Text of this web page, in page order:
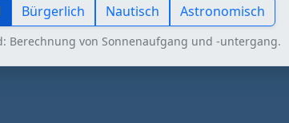
Bürgerlich Nautisch Astronomisch
Berechnung von Sonnenaufgang und -untergang.